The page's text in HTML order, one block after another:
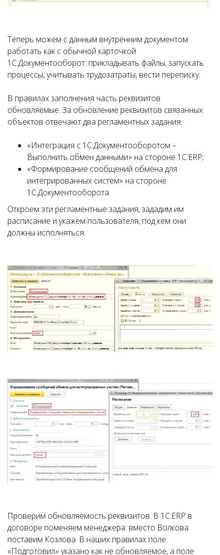
Теперь можем с данным внутренним документом
работать как с обычной карточкой
1С:Документооборот: прикладывать файлы, запускать
процессы, учитывать трудозатраты, вести переписку.
В правилах заполнения часть реквизитов
обновляемые. За обновление реквизитов связанных
объектов отвечают два регламентных задания:
«Интеграция с 1С:Документооборотом –
Выполнить обмен данными» на стороне 1С:ERP;
«Формирование сообщений обмена для
интегрированных систем» на стороне
1С:Документооборота.
Откроем эти регламентные задания, зададим им
расписание и укажем пользователя, под кем они
должны исполняться.
Проверим обновляемость реквизитов. В 1С:ERP в
договоре поменяем менеджера: вместо Волкова
поставим Козлова. В наших правилах поле
«Подготовил» указано как не обновляемое, а поле